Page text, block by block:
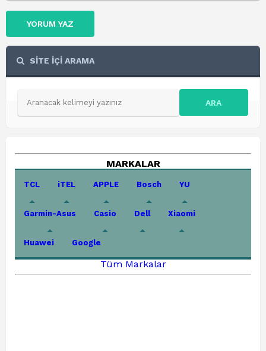
YORUM YAZ
SİTE İÇİ ARAMA
ARA
MARKALAR
TCL iTEL APPLE Bosch YU
Garmin-Asus Casio Dell Xiaomi
Huawei Google
Tüm Markalar